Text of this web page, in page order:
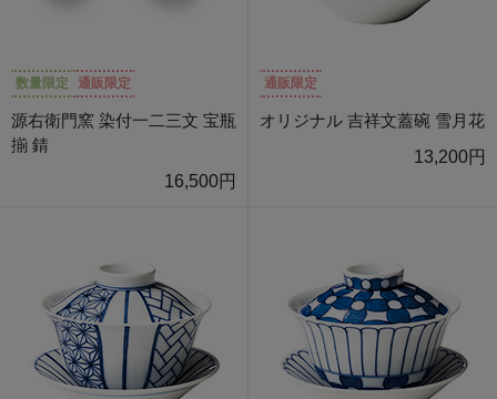
数量限定 通販限定
源右衛門窯 染付一二三文 宝瓶
揃 錆
16,500円
通販限定
オリジナル 吉祥文蓋碗 雪月花
13,200円